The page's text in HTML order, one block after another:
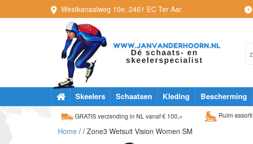
Westkanaalweg 10e, 2461 EC Ter Aar
Skeelers Schaatsen Kleding Bescherming
GRATIS verzending in NL vanaf € 100,= Ruim
Home / / Zone3 Wetsuit Vision Women SM